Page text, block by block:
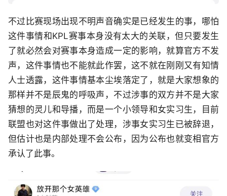
不过比赛现场出现不明声音确实是已经发生的事，哪怕
这件事情和KPL赛事本身没有太大的关联，但只要发生
了就必然会对赛事本身造成一定的影响，就算官方不发
声，这件事情也不能就此作罢，这不就在刚刚又有知情
人士透露，这件事情基本尘埃落定了，就是大家想象的
那样并不是辰鬼的呼吸声，不过涉事的双方并不是大家
猜想的灵儿和导播，而是一个小领导和女实习生，目前
联盟也对这件事做出了处理，涉事女实习生已被辞退，
但估计也是内部处理不会公布，因为公布也就变相官方
承认了此事。